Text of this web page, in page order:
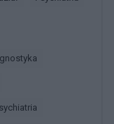
Psychiatria